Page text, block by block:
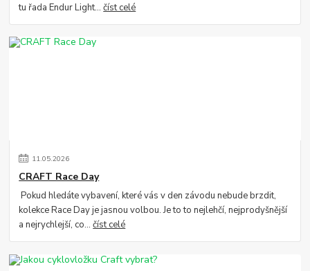
tu řada Endur Light...číst celé
11.05.2026
CRAFT Race Day
Pokud hledáte vybavení, které vás v den závodu nebude brzdit,
kolekce Race Day je jasnou volbou. Je to to nejlehčí, nejprodyšnější
a nejrychlejší, co...číst celé